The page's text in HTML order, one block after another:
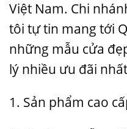
Việt Nam. Chi
tôi tự tin mang tới
những mẫu cửa
lý nhiều ưu đãi
1. Sản phẩm cao